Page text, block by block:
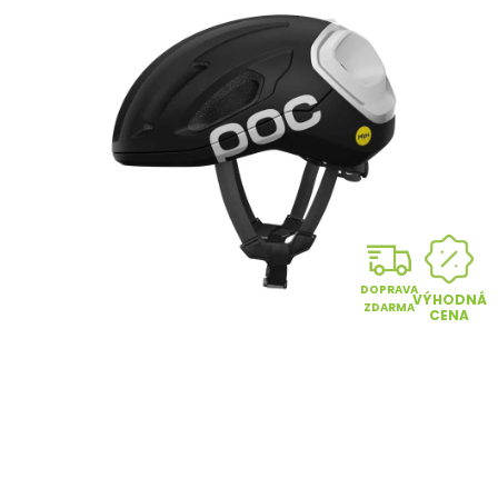
DOPRAVA
ZDARMAVÝHODNÁ
CENA